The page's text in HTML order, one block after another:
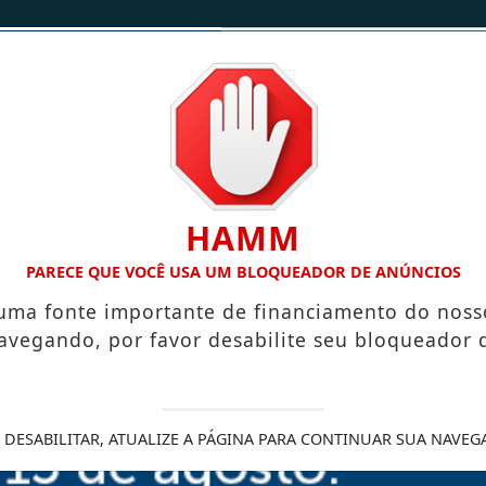
NOTÍCIAS /
A VILA NOVA DE COLARES DA TERRA PARA A MESA:
a Mata Norte
dos negócios do
HAMM
PARECE QUE VOCÊ USA UM BLOQUEADOR DE ANÚNCIOS
fonte importante de financiamento do
por favor desabilite seu bloqueador
DESABILITAR, ATUALIZE A PÁGINA PARA CONTINUAR SUA